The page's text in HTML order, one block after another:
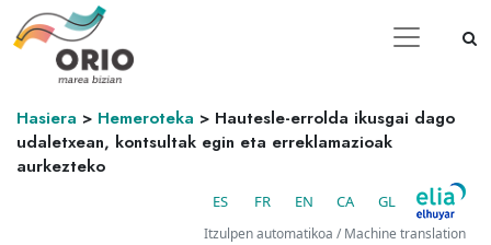
Hasiera > Hemeroteka > Hautesle-errolda ikusgai dago
udaletxean, kontsultak egin eta erreklamazioak
aurkezteko
ES FR EN CA GL
Itzulpen automatikoa / Machine translation